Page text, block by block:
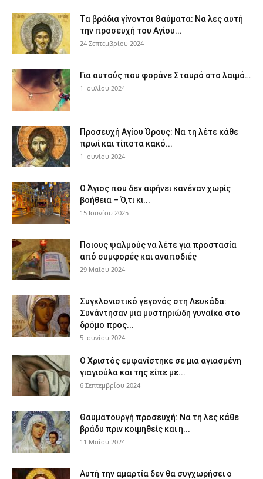
Τα βράδια γίνονται Θαύματα: Να λες αυτή
την προσευχή του Αγίου...
24 Σεπτεμβρίου 2024
Για αυτούς που φοράνε Σταυρό στο λαιμό…
1 Ιουλίου 2024
Προσευχή Αγίου Όρους: Να τη λέτε κάθε
πρωί και τίποτα κακό...
1 Ιουνίου 2024
Ο Άγιος που δεν αφήνει κανέναν χωρίς
βοήθεια – Ό,τι κι...
15 Ιουνίου 2025
Ποιους ψαλμούς να λέτε για προστασία
από συμφορές και αναποδιές
29 Μαΐου 2024
Συγκλονιστικό γεγονός στη Λευκάδα:
Συνάντησαν μια μυστηριώδη γυναίκα στο
δρόμο προς...
5 Ιουνίου 2024
Ο Χριστός εμφανίστηκε σε μια αγιασμένη
γιαγιούλα και της είπε με...
6 Σεπτεμβρίου 2024
Θαυματουργή προσευχή: Να τη λες κάθε
βράδυ πριν κοιμηθείς και η...
11 Μαΐου 2024
Αυτή την αμαρτία δεν θα συγχωρήσει ο